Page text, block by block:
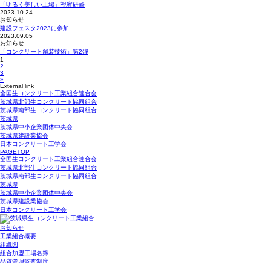
「明るく美しい工場」視察研修
2023.10.24
お知らせ
建設フェスタ2023に参加
2023.09.05
お知らせ
「コンクリート舗装技術」第2弾
1
2
3
»
External link
全国生コンクリート工業組合連合会
茨城県北部生コンクリート協同組合
茨城県南部生コンクリート協同組合
茨城県
茨城県中小企業団体中央会
茨城県建設業協会
日本コンクリート工学会
PAGETOP
全国生コンクリート工業組合連合会
茨城県北部生コンクリート協同組合
茨城県南部生コンクリート協同組合
茨城県
茨城県中小企業団体中央会
茨城県建設業協会
日本コンクリート工学会
お知らせ
工業組合概要
組織図
組合加盟工場名簿
品質管理監査制度